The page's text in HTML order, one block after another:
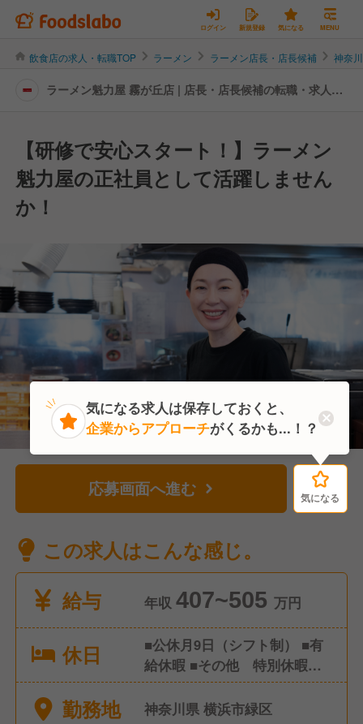
ログイン 新規登録 気になる MENU
飲食店の求人・転職TOP ラーメン ラーメン店長・店長候補 神奈
ラーメン魁力屋 霧が丘店 | 店長・店長候補の転職・求人情
【研修で安心スタート！】ラーメン
魁力屋の正社員として活躍しません
か！
応募画面へ進む 気になる
この求人はこんな感じ。
給与
年収 407~505 万円
休日
■公休月9日（シフト制） ■有
給休暇 ■その他 特別休暇な
ど ※年間休日107日
勤務地 神奈川県 横浜市緑区
気になる
気になる求人は保存しておくと、
企業からアプローチがくるかも...！？